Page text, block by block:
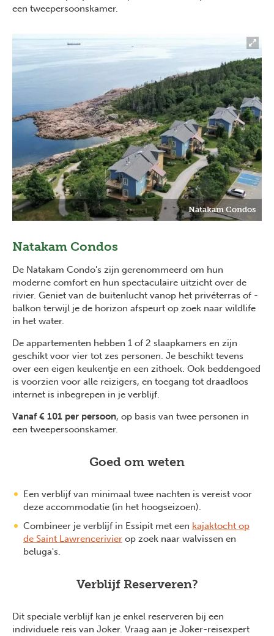
een tweepersoonskamer.
Natakam Condos
Natakam Condos
De Natakam Condo's zijn gerenommeerd om hun
moderne comfort en hun spectaculaire uitzicht over de
rivier. Geniet van de buitenlucht vanop het privéterras of -
balkon terwijl je de horizon afspeurt op zoek naar wildlife
in het water.
De appartementen hebben 1 of 2 slaapkamers en zijn
geschikt voor vier tot zes personen. Je beschikt tevens
over een eigen keukentje en een zithoek. Ook beddengoed
is voorzien voor alle reizigers, en toegang tot draadloos
internet is inbegrepen in je verblijf.
Vanaf € 101 per persoon, op basis van twee personen in
een tweepersoonskamer.
Goed om weten
Een verblijf van minimaal twee nachten is vereist voor
deze accommodatie (in het hoogseizoen).
Combineer je verblijf in Essipit met een kajaktocht op
de Saint Lawrencerivier op zoek naar walvissen en
beluga's.
Verblijf Reserveren?
Dit speciale verblijf kan je enkel reserveren bij een
individuele reis van Joker. Vraag aan je Joker-reisexpert